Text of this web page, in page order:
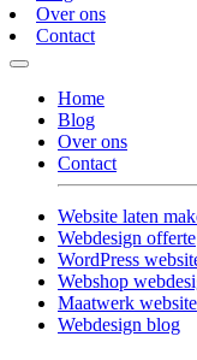
Over ons
Contact
Home
Blog
Over ons
Contact
Website laten
Webdesign offerte
WordPress
Webshop
Maatwerk website
Webdesign blog